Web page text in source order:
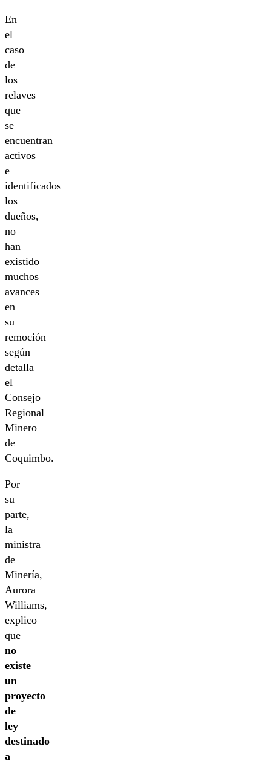
En
el
caso
de
los
relaves
que
se
encuentran
activos
e
identificados
los
dueños,
no
han
existido
muchos
avances
en
su
remoción
según
detalla
el
Consejo
Regional
Minero
de
Coquimbo.
Por
su
parte,
la
ministra
de
Minería,
Aurora
Williams,
explico
que
no
existe
un
proyecto
de
ley
destinado
a